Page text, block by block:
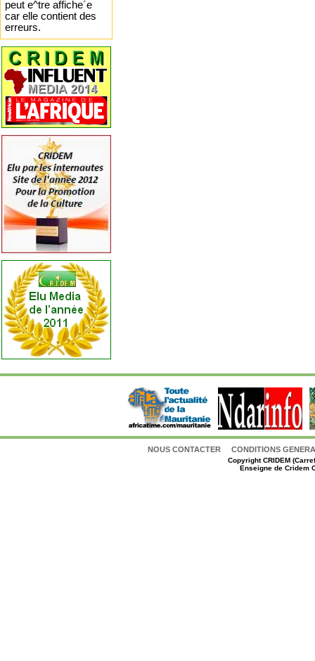
NOUS CONTACTER CONDITIONS
CopyrightCRIDEM
Enseigne de Cridem